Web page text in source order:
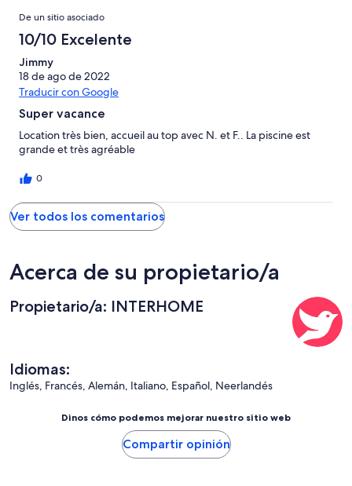
puntuación
de
Excelente
con
puntuación
de
Bueno
con
puntuación
de
Normal
total
con
una
puntuación
de
Mediocre
un
total
con
puntuación
de
Horrible
Comentarios
De un sitio asociado
10/10 Excelente
Jimmy
18 de ago de 2022
Traducir con Google
Super vacance
Location très bien, accueil au top avec N. et F.. La piscine est
grande et très agréable
0
Ver todos los comentarios
Acerca de su propietario/a
Propietario/a: INTERHOME
Idiomas:
Inglés, Francés, Alemán, Italiano, Español, Neerlandés
Dinos cómo podemos mejorar nuestro sitio web
Compartir opinión